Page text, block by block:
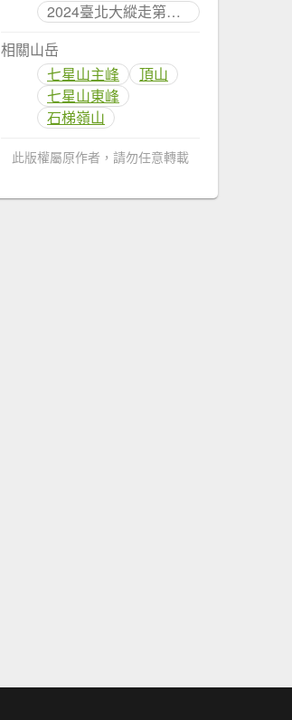
2024臺北大縱走第三段
相關山岳
七星山主峰
頂山
七星山東峰
石梯嶺山
此版權屬原作者，請勿任意轉載